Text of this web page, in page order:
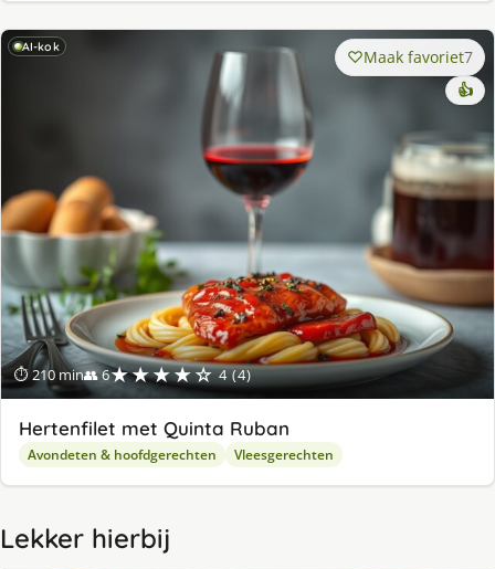
AI-kok
⏱ 210 min👥 6★★★★☆ 4 (4)
Maak favoriet7
👍
Hertenfilet met Quinta Ruban
Avondeten & hoofdgerechten Vleesgerechten
Lekker hierbij